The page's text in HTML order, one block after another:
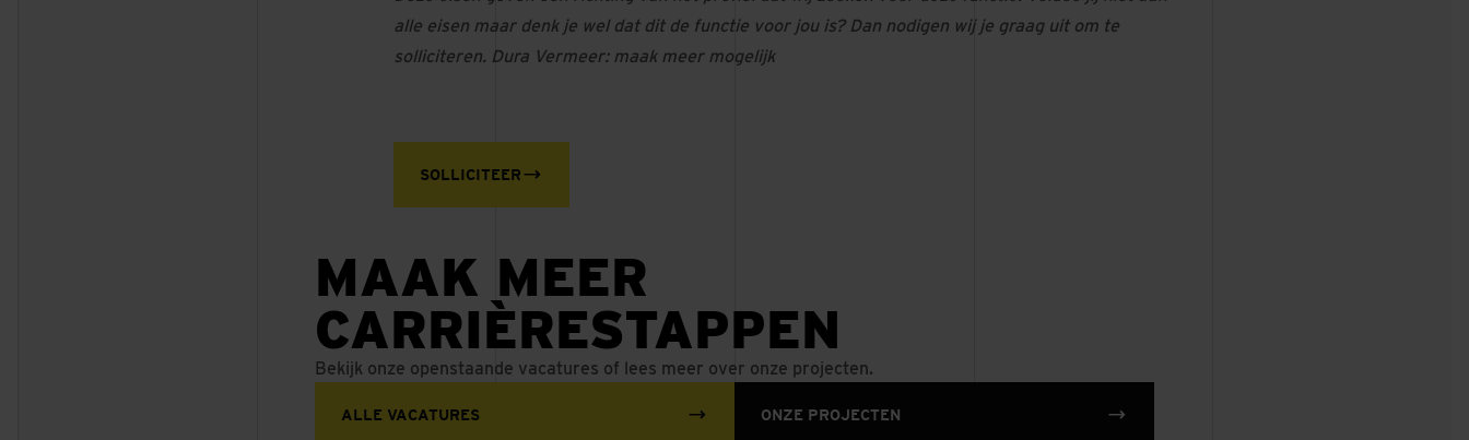
alle eisen maar denk je wel dat dit de functie voor jou is? Dan nodigen wij je graag uit om te
solliciteren. Dura Vermeer: maak meer mogelijk
SOLLICITEER
MAAK MEER
CARRIÈRESTAPPEN
Bekijk onze openstaande vacatures of lees meer over onze projecten.
ALLE VACATURES ONZE PROJECTEN